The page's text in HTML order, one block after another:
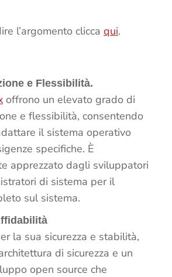
l’argomento clicca qui.
e Flessibilità.
offrono un elevato grado di
e flessibilità, consentendo
il sistema operativo
specifiche. È
apprezzato dagli sviluppatori
di sistema per il
sul sistema.
la sua sicurezza e stabilità,
di sicurezza e un
open source che